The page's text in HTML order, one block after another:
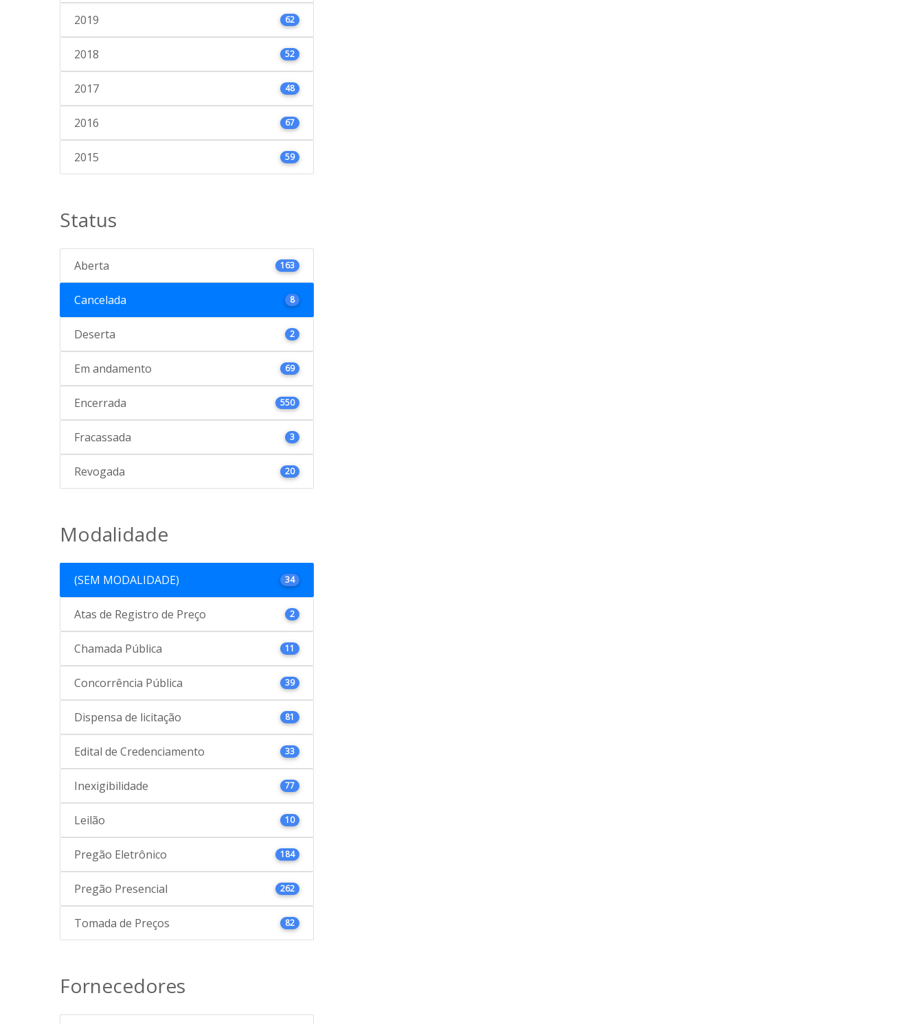
2019 62
2018 52
2017 48
2016 67
2015 59
Status
Aberta 163
Cancelada 8
Deserta 2
Em andamento 69
Encerrada 550
Fracassada 3
Revogada 20
Modalidade
(SEM MODALIDADE) 34
Atas de Registro de Preço 2
Chamada Pública 11
Concorrência Pública 39
Dispensa de licitação 81
Edital de Credenciamento 33
Inexigibilidade 77
Leilão 10
Pregão Eletrônico 184
Pregão Presencial 262
Tomada de Preços 82
Fornecedores